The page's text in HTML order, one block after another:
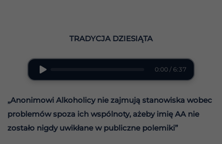
TRADYCJA DZIESIĄTA
0:00 / 6:37
„Anonimowi Alkoholicy nie zajmują stanowiska wobec
problemów spoza ich wspólnoty, ażeby imię AA nie
zostało nigdy uwikłane w publiczne polemiki”